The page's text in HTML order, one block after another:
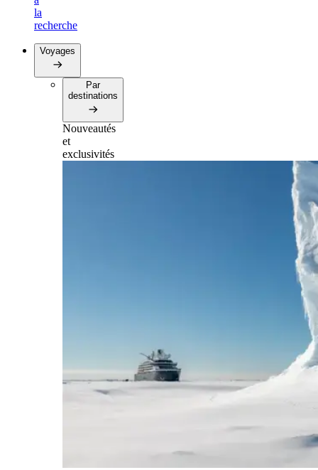
la
recherche
Voyages
Par
destinations
Nouveautés
et
exclusivités